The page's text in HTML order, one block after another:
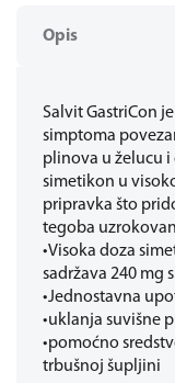
Opis
Salvit GastriCon
simptoma
plinova u želucu i
simetikon u
pripravka što
tegoba
•Visoka doza
sadržava 240 mg
•Jednostavna
•uklanja suvišne
•pomoćno
trbušnoj šupljini